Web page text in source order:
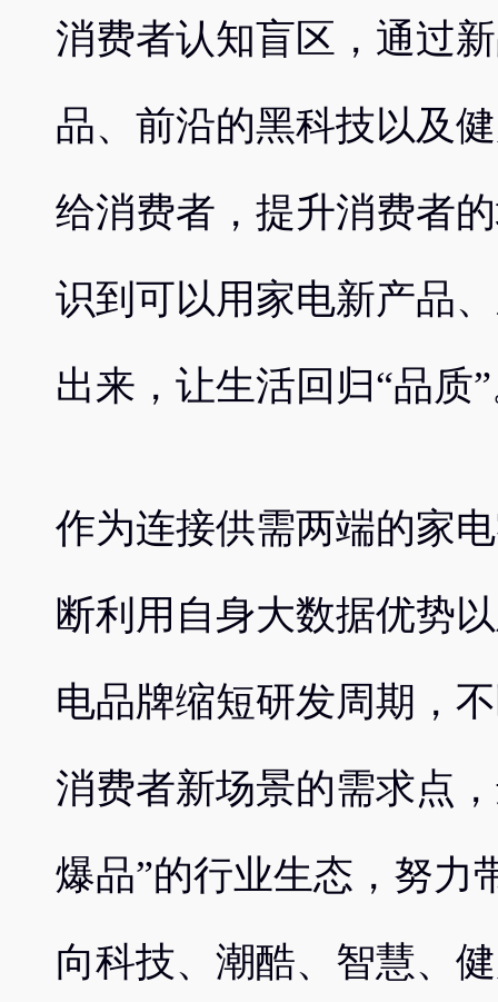
消费者认知盲区，通过
品、前沿的黑科技以及
给消费者，提升消费者
识到可以用家电新产品
出来，让生活回归“品质
作为连接供需两端的家
断利用自身大数据优势
电品牌缩短研发周期，
消费者新场景的需求点
爆品”的行业生态，努力
向科技、潮酷、智慧、